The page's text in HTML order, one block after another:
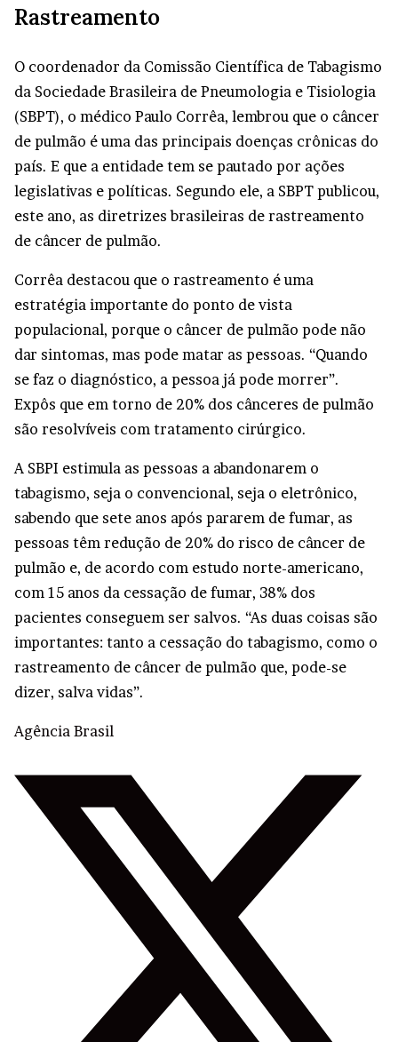
Rastreamento
O coordenador da Comissão Científica de Tabagismo
da Sociedade Brasileira de Pneumologia e Tisiologia
(SBPT), o médico Paulo Corrêa, lembrou que o câncer
de pulmão é uma das principais doenças crônicas do
país. E que a entidade tem se pautado por ações
legislativas e políticas. Segundo ele, a SBPT publicou,
este ano, as diretrizes brasileiras de rastreamento
de câncer de pulmão.
Corrêa destacou que o rastreamento é uma
estratégia importante do ponto de vista
populacional, porque o câncer de pulmão pode não
dar sintomas, mas pode matar as pessoas. “Quando
se faz o diagnóstico, a pessoa já pode morrer”.
Expôs que em torno de 20% dos cânceres de pulmão
são resolvíveis com tratamento cirúrgico.
A SBPI estimula as pessoas a abandonarem o
tabagismo, seja o convencional, seja o eletrônico,
sabendo que sete anos após pararem de fumar, as
pessoas têm redução de 20% do risco de câncer de
pulmão e, de acordo com estudo norte-americano,
com 15 anos da cessação de fumar, 38% dos
pacientes conseguem ser salvos. “As duas coisas são
importantes: tanto a cessação do tabagismo, como o
rastreamento de câncer de pulmão que, pode-se
dizer, salva vidas”.
Agência Brasil